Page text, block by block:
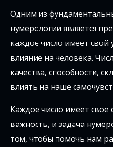
Одним из
нумерологии является
каждое число имеет свой
влияние на человека.
качества, способности,
влиять на наше
Каждое число имеет свое
важность, и задача
том, чтобы помочь нам